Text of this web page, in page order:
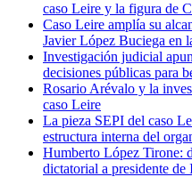
caso Leire y la figura de
Caso Leire amplía su
Javier López Buciega en
Investigación judicial
decisiones públicas para
Rosario Arévalo y la
caso Leire
La pieza SEPI del caso
estructura interna del
Humberto López Tirone:
dictatorial a presidente